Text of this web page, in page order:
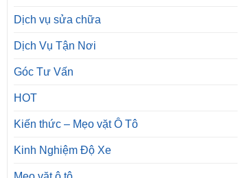
Dịch vụ sửa chữa
Dịch Vụ Tận Nơi
Góc Tư Vấn
HOT
Kiến thức – Mẹo vặt Ô Tô
Kinh Nghiệm Độ Xe